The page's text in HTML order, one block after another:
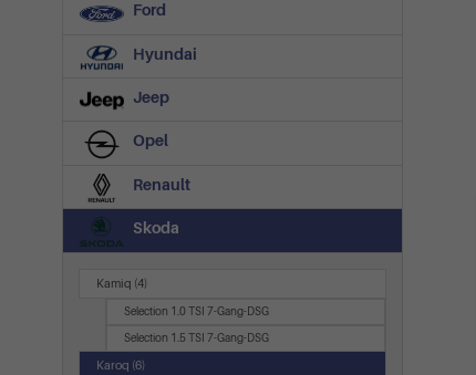
Ford
Hyundai
Jeep
Opel
Renault
Skoda
Kamiq (4)
Selection 1.0 TSI 7-Gang-DSG
Selection 1.5 TSI 7-Gang-DSG
Karoq (6)